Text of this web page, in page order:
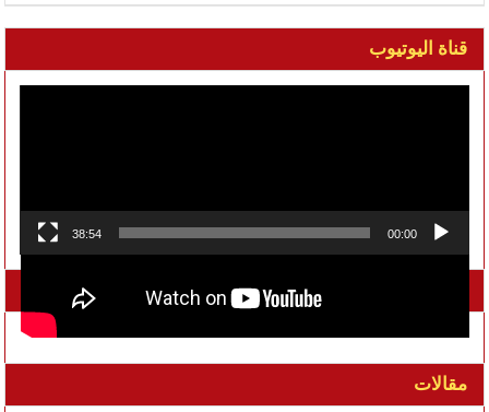
قناة اليوتيوب
00:00
38:54
تواصل معنا على الفيسبوك
مقالات